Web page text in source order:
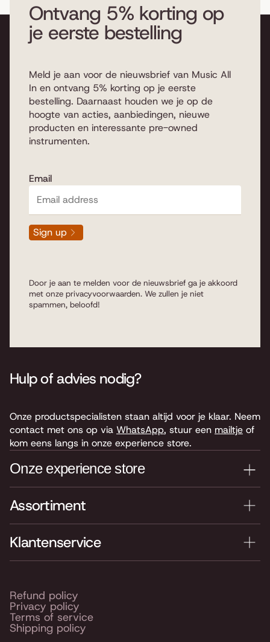
Ontvang 5% korting op
je eerste bestelling
Meld je aan voor de nieuwsbrief van Music All
In en ontvang 5% korting op je eerste
bestelling. Daarnaast houden we je op de
hoogte van acties, aanbiedingen, nieuwe
producten en interessante pre-owned
instrumenten.
Email
Sign up
Door je aan te melden voor de nieuwsbrief ga je akkoord
met onze privacyvoorwaarden. We zullen je niet
spammen, beloofd!
Assortiment
Klantenservice
Hulp of advies nodig?
Onze productspecialisten staan altijd voor je klaar. Neem
contact met ons op via WhatsApp, stuur een mailtje of
kom eens langs in onze experience store.
Onze experience store
Je nieuwe instrument testen? Kom langs in onze winkel
Keyserswey 63
2201 CX Noordwijk
Routebeschrijving
Openingstijden
Refund policy
Privacy policy
Terms of service
Shipping policy